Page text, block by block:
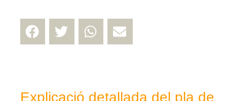
Explicació detallada del pla de